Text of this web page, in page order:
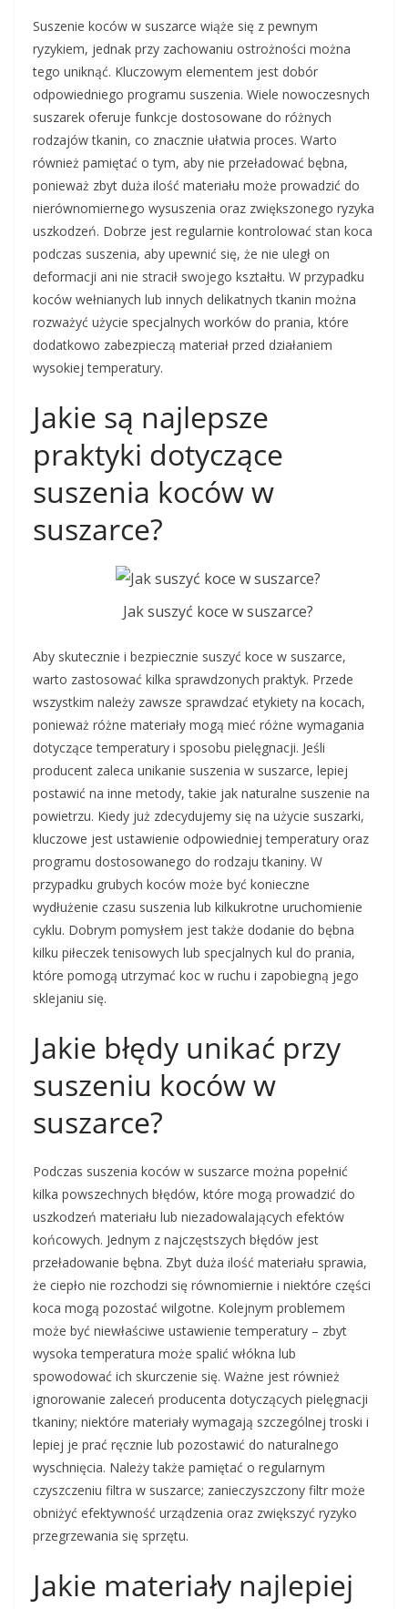
Suszenie koców w suszarce wiąże się z pewnym
ryzykiem, jednak przy zachowaniu ostrożności można
tego uniknąć. Kluczowym elementem jest dobór
odpowiedniego programu suszenia. Wiele nowoczesnych
suszarek oferuje funkcje dostosowane do różnych
rodzajów tkanin, co znacznie ułatwia proces. Warto
również pamiętać o tym, aby nie przeładować bębna,
ponieważ zbyt duża ilość materiału może prowadzić do
nierównomiernego wysuszenia oraz zwiększonego ryzyka
uszkodzeń. Dobrze jest regularnie kontrolować stan koca
podczas suszenia, aby upewnić się, że nie uległ on
deformacji ani nie stracił swojego kształtu. W przypadku
koców wełnianych lub innych delikatnych tkanin można
rozważyć użycie specjalnych worków do prania, które
dodatkowo zabezpieczą materiał przed działaniem
wysokiej temperatury.
Jakie są najlepsze
praktyki dotyczące
suszenia koców w
suszarce?
Jak suszyć koce w suszarce?
Aby skutecznie i bezpiecznie suszyć koce w suszarce,
warto zastosować kilka sprawdzonych praktyk. Przede
wszystkim należy zawsze sprawdzać etykiety na kocach,
ponieważ różne materiały mogą mieć różne wymagania
dotyczące temperatury i sposobu pielęgnacji. Jeśli
producent zaleca unikanie suszenia w suszarce, lepiej
postawić na inne metody, takie jak naturalne suszenie na
powietrzu. Kiedy już zdecydujemy się na użycie suszarki,
kluczowe jest ustawienie odpowiedniej temperatury oraz
programu dostosowanego do rodzaju tkaniny. W
przypadku grubych koców może być konieczne
wydłużenie czasu suszenia lub kilkukrotne uruchomienie
cyklu. Dobrym pomysłem jest także dodanie do bębna
kilku piłeczek tenisowych lub specjalnych kul do prania,
które pomogą utrzymać koc w ruchu i zapobiegną jego
sklejaniu się.
Jakie błędy unikać przy
suszeniu koców w
suszarce?
Podczas suszenia koców w suszarce można popełnić
kilka powszechnych błędów, które mogą prowadzić do
uszkodzeń materiału lub niezadowalających efektów
końcowych. Jednym z najczęstszych błędów jest
przeładowanie bębna. Zbyt duża ilość materiału sprawia,
że ciepło nie rozchodzi się równomiernie i niektóre części
koca mogą pozostać wilgotne. Kolejnym problemem
może być niewłaściwe ustawienie temperatury – zbyt
wysoka temperatura może spalić włókna lub
spowodować ich skurczenie się. Ważne jest również
ignorowanie zaleceń producenta dotyczących pielęgnacji
tkaniny; niektóre materiały wymagają szczególnej troski i
lepiej je prać ręcznie lub pozostawić do naturalnego
wyschnięcia. Należy także pamiętać o regularnym
czyszczeniu filtra w suszarce; zanieczyszczony filtr może
obniżyć efektywność urządzenia oraz zwiększyć ryzyko
przegrzewania się sprzętu.
Jakie materiały najlepiej